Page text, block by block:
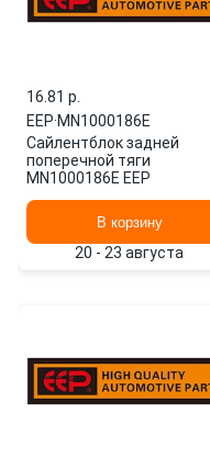
16.81 p.
EEP·MN1000186E
Сайлентблок задней
поперечной тяги
MN1000186E EEP
В корзину
20 - 23 августа